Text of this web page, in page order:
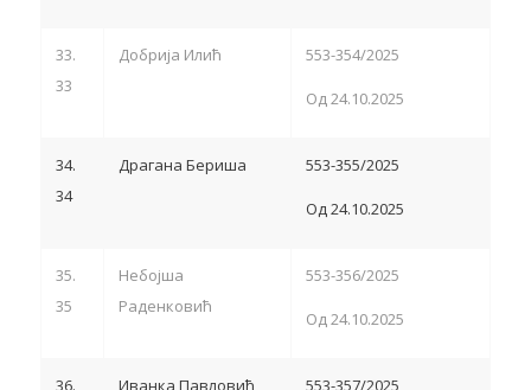
33.
33
Добрија Илић 553-354/2025
Од 24.10.2025
34.
34
Драгана Бериша 553-355/2025
Од 24.10.2025
35.
35
Небојша
Раденковић
553-356/2025
Од 24.10.2025
36.
Иванка Павловић 553-357/2025